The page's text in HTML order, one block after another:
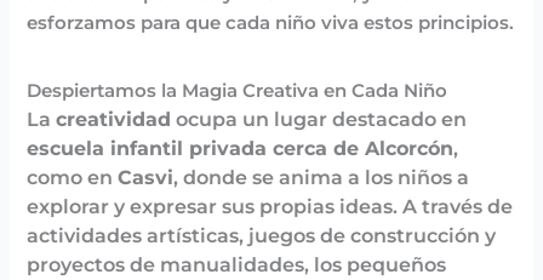
esforzamos para que cada niño viva estos principios.
Despiertamos la Magia Creativa en Cada Niño
Lacreatividad ocupa un lugar destacado en
escuela infantil privada cerca de Alcorcón,
como enCasvi, donde se anima a los niños a
explorar y expresar sus propias ideas. A través de
actividades artísticas, juegos de construcción y
proyectos de manualidades, los pequeños